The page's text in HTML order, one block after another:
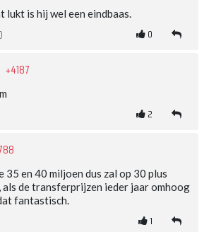
lukt is hij wel een eindbaas.
0
+4187
2
35 en 40 miljoen dus zal op 30 plus
als de transferprijzen ieder jaar omhoog
fantastisch.
1